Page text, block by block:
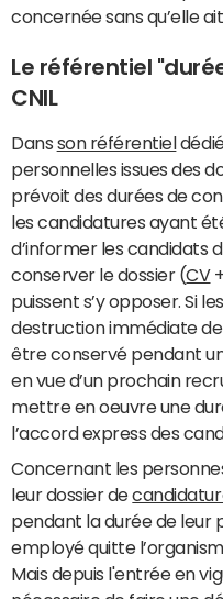
concernée sans qu’elle
Le référentiel
CNIL
Dans son référentiel
personnelles issues des
prévoit des durées de
les candidatures ayant
d’informer les candidats
conserver le dossier (CV+
puissent s’y opposer. Si
destruction immédiate
être conservé pendant
en vue d’un prochain
mettre en oeuvre une
l’accord express des
Concernant les
leur dossier de
pendant la durée de leur
employé quitte
Mais depuis l'entrée en